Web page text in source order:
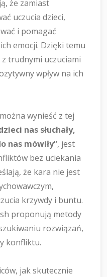
że zamiast
uczucia dzieci,
i pomagać
emocji. Dzięki temu
trudnymi uczuciami
wpływ na ich
wynieść z tej
nas słuchały,
nas mówiły”, jest
bez uciekania
że kara nie jest
krzywdy i buntu.
proponują metody
rozwiązań,
konfliktu.
jak skutecznie